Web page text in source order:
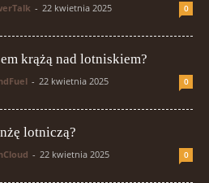
- 22 kwietnia 2025 0
krążą nad lotniskiem?
- 22 kwietnia 2025 0
lotniczą?
- 22 kwietnia 2025 0